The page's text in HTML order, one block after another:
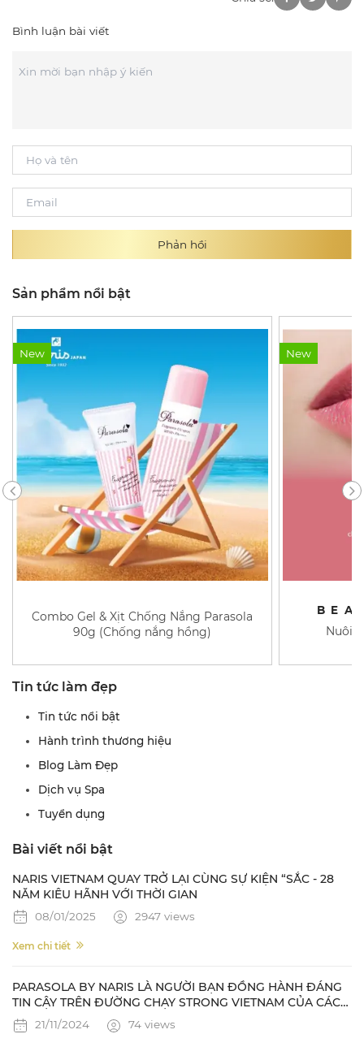
Bình luận bài viết
Phản hồi
Sản phẩm nổi bật
New
Combo Gel & Xịt Chống Nắng Parasola
90g (Chống nắng hồng)
New
Nuôi
Tin tức làm đẹp
Tin tức nổi bật
Hành trình thương hiệu
Blog Làm Đẹp
Dịch vụ Spa
Tuyển dụng
Bài viết nổi bật
NARIS VIETNAM QUAY TRỞ LẠI CÙNG SỰ KIỆN “SẮC - 28
NĂM KIÊU HÃNH VỚI THỜI GIAN
08/01/2025 2947 views
Xem chi tiết
PARASOLA BY NARIS LÀ NGƯỜI BẠN ĐỒNG HÀNH ĐÁNG
TIN CẬY TRÊN ĐƯỜNG CHẠY STRONG VIETNAM CỦA CÁC
NAM VƯƠNG QUỐC TẾ
21/11/2024 74 views